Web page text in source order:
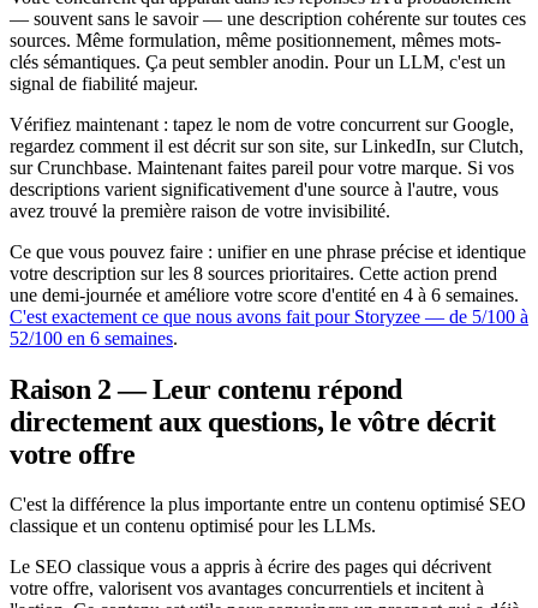
— souvent sans le savoir — une description cohérente sur toutes ces
sources. Même formulation, même positionnement, mêmes mots-
clés sémantiques. Ça peut sembler anodin. Pour un LLM, c'est un
signal de fiabilité majeur.
Vérifiez maintenant : tapez le nom de votre concurrent sur Google,
regardez comment il est décrit sur son site, sur LinkedIn, sur Clutch,
sur Crunchbase. Maintenant faites pareil pour votre marque. Si vos
descriptions varient significativement d'une source à l'autre, vous
avez trouvé la première raison de votre invisibilité.
Ce que vous pouvez faire : unifier en une phrase précise et identique
votre description sur les 8 sources prioritaires. Cette action prend
une demi-journée et améliore votre score d'entité en 4 à 6 semaines.
C'est exactement ce que nous avons fait pour Storyzee — de 5/100 à
52/100 en 6 semaines.
Raison 2 — Leur contenu répond
directement aux questions, le vôtre décrit
votre offre
C'est la différence la plus importante entre un contenu optimisé SEO
classique et un contenu optimisé pour les LLMs.
Le SEO classique vous a appris à écrire des pages qui décrivent
votre offre, valorisent vos avantages concurrentiels et incitent à